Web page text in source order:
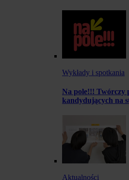
Wykłady i spotkania
Na pole!!! Twórczy
kandydujących na
Aktualności